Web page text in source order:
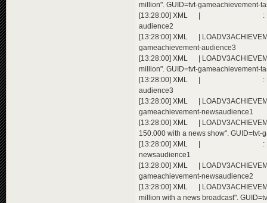
million". GUID=tvt-gameachievement-
[13:28:00] XML | : Extending
audience2
[13:28:00] XML |
gameachievement-audience3
[13:28:00] XML |
million". GUID=tvt-gameachievement-
[13:28:00] XML | : Extending
audience3
[13:28:00] XML |
gameachievement-newsaudience1
[13:28:00] XML |
150.000 with a news show".
[13:28:00] XML | : Extending
newsaudience1
[13:28:00] XML |
gameachievement-newsaudience2
[13:28:00] XML |
million with a news broadcast".